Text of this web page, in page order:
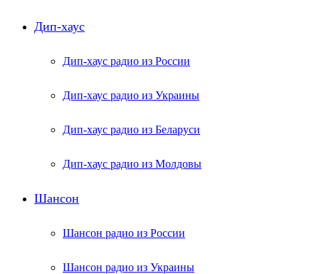
Дип-хаус
Дип-хаус радио из России
Дип-хаус радио из Украины
Дип-хаус радио из Беларуси
Дип-хаус радио из Молдовы
Шансон
Шансон радио из России
Шансон радио из Украины